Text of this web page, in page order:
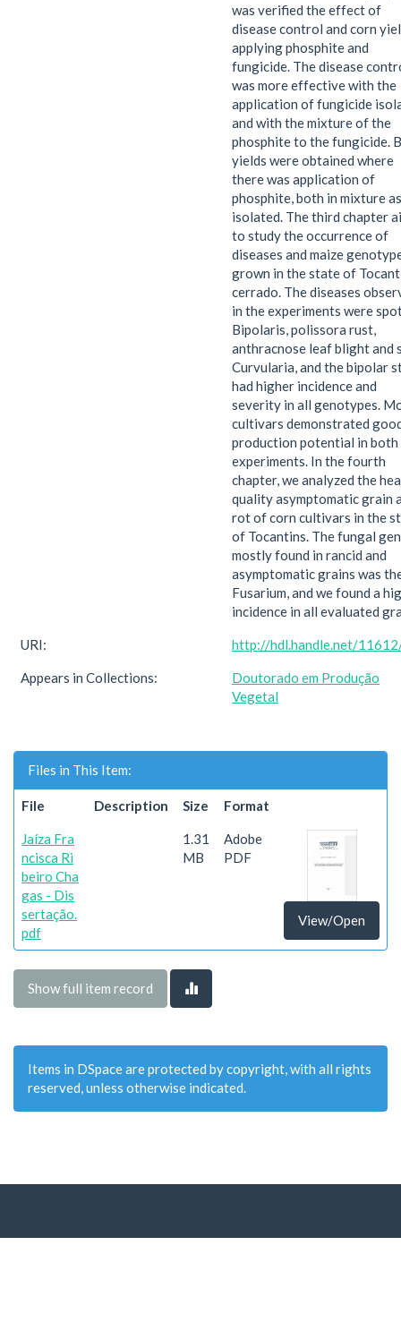
was verified the effect of
disease control and corn
applying phosphite and
fungicide. The disease
was more effective with the
application of fungicide
and with the mixture of the
phosphite to the fungicide.
yields were obtained where
there was application of
phosphite, both in mixture as
isolated. The third chapter
to study the occurrence of
diseases and maize
grown in the state of
cerrado. The diseases
in the experiments were
Bipolaris, polissora rust,
anthracnose leaf blight and
Curvularia, and the bipolar
had higher incidence and
severity in all genotypes.
cultivars demonstrated
production potential in both
experiments. In the fourth
chapter, we analyzed the
quality asymptomatic grain
rot of corn cultivars in the
of Tocantins. The fungal
mostly found in rancid and
asymptomatic grains was
Fusarium, and we found a
incidence in all evaluated
URI: http://hdl.handle.net/
Appears in Collections:
Doutorado em Produção
Vegetal
Files in This Item:
File Description Size Format
Jaíza Fra
ncisca Ri
beiro Cha
gas - Dis
sertação.
pdf
1.31
MB
Adobe
PDF
View/Open
Show full item record
Items in DSpace are protected by copyright, with all rights
reserved, unless otherwise indicated.